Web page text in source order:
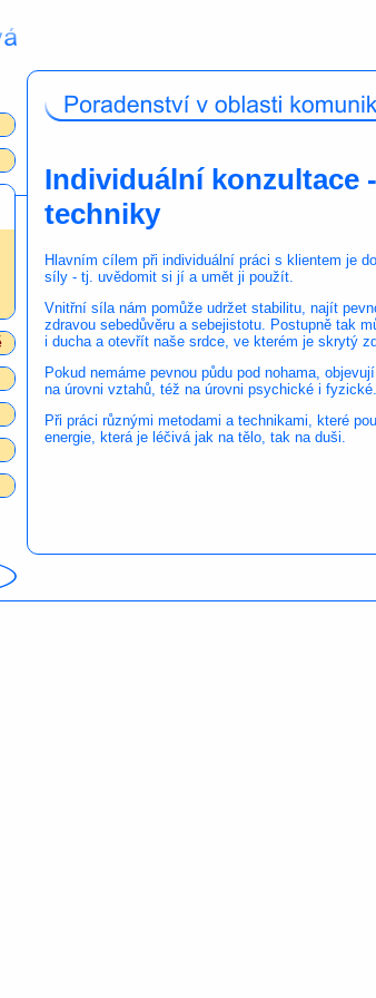
Individuální konzultace
techniky
Hlavním cílem při individuální práci s klientem je
síly - tj. uvědomit si jí a umět ji použít.
Vnitřní síla nám pomůže udržet stabilitu, najít
zdravou sebedůvěru a sebejistotu. Postupně tak
i ducha a otevřít naše srdce, ve kterém je skrytý
Pokud nemáme pevnou půdu pod nohama,
na úrovni vztahů, též na úrovni psychické i fyzické.
Při práci různými metodami a technikami, které
energie, která je léčivá jak na tělo, tak na duši.